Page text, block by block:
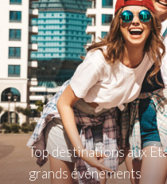
Top destinations aux
grands événements